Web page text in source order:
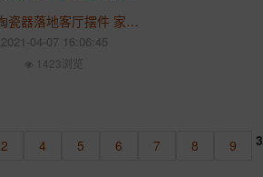
景德镇陶瓷器落地客厅摆件 家居电视柜玄关摆件设装饰品
2021-04-07 16:06:45
1423浏览
2 3
4 5 6 7 8 9